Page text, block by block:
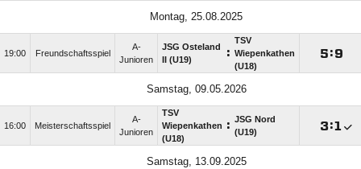
Montag, 25.08.2025
19:00 Freundschaftsspiel
A-
Junioren
JSG Osteland
II (U19)
:
TSV
Wiepenkathen
(U18)
:
Samstag, 09.05.2026
16:00 Meisterschaftsspiel
A-
Junioren
TSV
Wiepenkathen
(U18)
: JSG Nord
(U19)
:
Samstag, 13.09.2025